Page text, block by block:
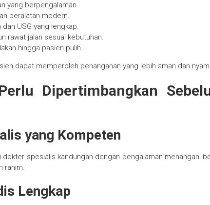
yang berpengalaman.
peralatan modern.
USG yang lengkap.
rawat jalan sesuai kebutuhan.
hingga pasien pulih.
dapat memperoleh penanganan yang lebih aman dan
Dipertimbangkan
yang Kompeten
dokter spesialis kandungan dengan pengalaman menangani
rahim.
Lengkap